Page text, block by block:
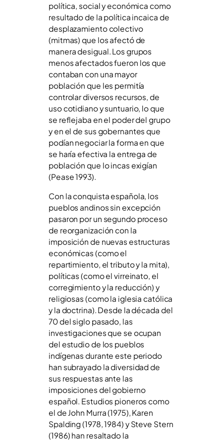
política, social y económica como
resultado de la política incaica de
desplazamiento colectivo
(mitmas) que los afectó de
manera desigual. Los grupos
menos afectados fueron los que
contaban con una mayor
población que les permitía
controlar diversos recursos, de
uso cotidiano y suntuario, lo que
se reflejaba en el poder del grupo
y en el de sus gobernantes que
podían negociar la forma en que
se haría efectiva la entrega de
población que lo incas exigían
(Pease 1993).
Con la conquista española, los
pueblos andinos sin excepción
pasaron por un segundo proceso
de reorganización con la
imposición de nuevas estructuras
económicas (como el
repartimiento, el tributo y la mita),
políticas (como el virreinato, el
corregimiento y la reducción) y
religiosas (como la iglesia católica
y la doctrina). Desde la década del
70 del siglo pasado, las
investigaciones que se ocupan
del estudio de los pueblos
indígenas durante este periodo
han subrayado la diversidad de
sus respuestas ante las
imposiciones del gobierno
español. Estudios pioneros como
el de John Murra (1975), Karen
Spalding (1978, 1984) y Steve Stern
(1986) han resaltado la